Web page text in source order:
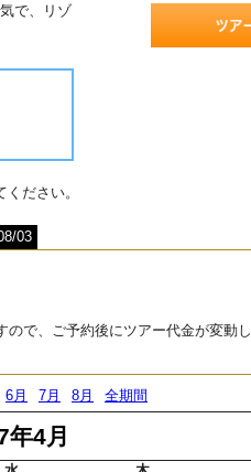
で、リゾ
ださい。
03
で、ご予約後にツアー代金が変動
6月 7月 8月 全期間
年4月